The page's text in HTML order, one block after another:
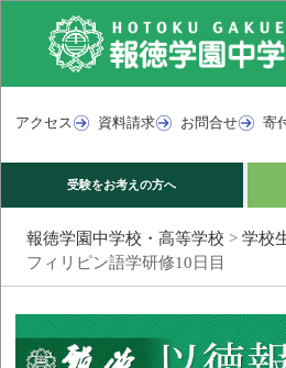
アクセス 資料請求 お問合せ 寄
受験をお考えの方へ
報徳学園中学校・高等学校 > 学校
フィリピン語学研修10日目